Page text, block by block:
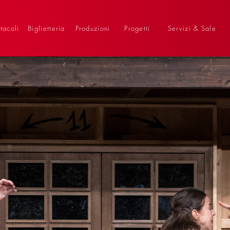
Biglietteria Produzioni Progetti Servizi & Sale